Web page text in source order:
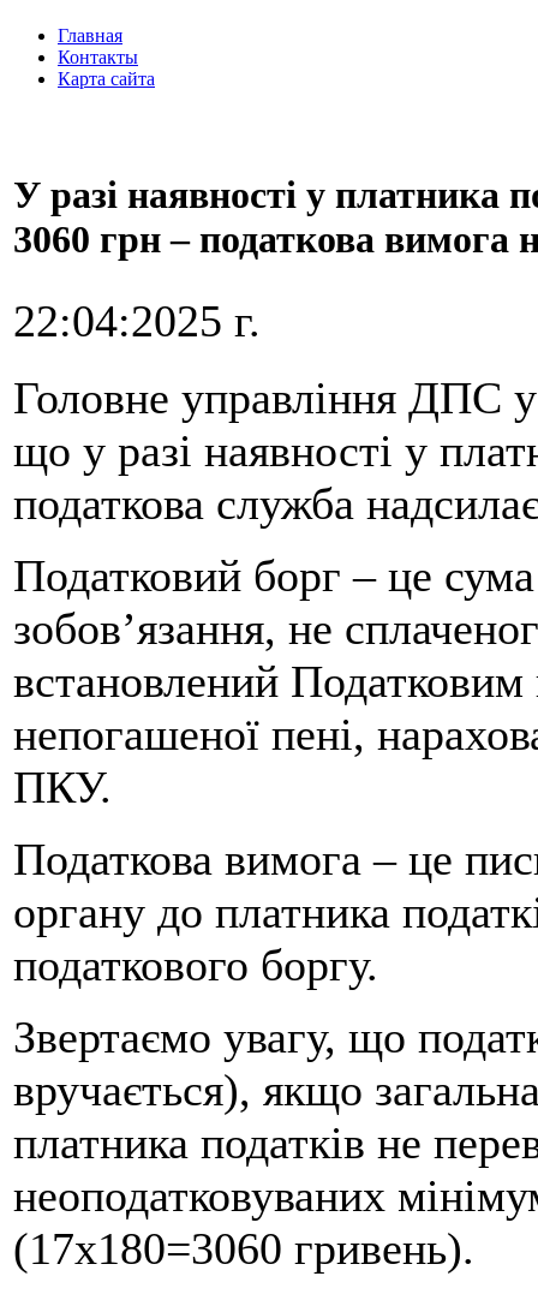
Главная
Контакты
Карта сайта
У разі наявності у платника
3060 грн – податкова вимога
22:04:2025 г.
Головне управління ДПС у
що у разі наявності у
податкова служба
Податковий борг – це
зобов’язання, не
встановлений Податковим
непогашеної пені,
ПКУ.
Податкова вимога – це
органу до платника
податкового боргу.
Звертаємо увагу, що
вручається), якщо
платника податків не
неоподатковуваних
(17х180=3060 гривень).